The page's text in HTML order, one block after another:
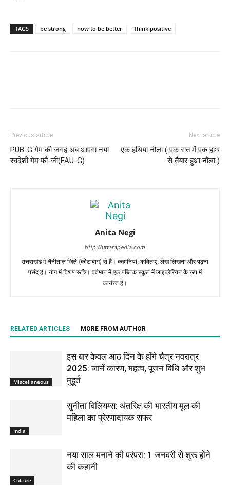
TAGS be strong how to be better Think positive
Previous article
PUB-G गेम की जगह अब आएगा नया
स्वदेशी गेम फौ-जी(FAU-G)
Next article
एक हथिया नौला ( एक रात में एक हाथ
से तैयार हुआ नौला )
Anita Negi
http://uttarapedia.com
उत्तराखंड में नैनीताल जिले (कोटाबाग) से हैं। कहानियां, कविताए, लेख लिखना और पढ़ना
पसंद है। योग में विशेष रूचि। वर्तमान में एक पब्लिक स्कूल में लाइब्रेरियन के रूप में
कार्यरत हैं।
RELATED ARTICLES MORE FROM AUTHOR
Miscellaneous
इस बार केवल आठ दिन के होंगे चैत्र नवरात्र
2025: जानें कारण, महत्व, पूजन विधि और शुभ
मुहूर्त
India
सुनीता विलियम्स: अंतरिक्ष की भारतीय मूल की
महिला का प्रेरणादायक सफर
Culture
नया साल मनाने की परंपरा: 1 जनवरी से शुरू होने
की कहानी